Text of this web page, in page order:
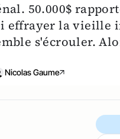
50.000$
effrayer la
s'écrouler.
Nicolas Gaume